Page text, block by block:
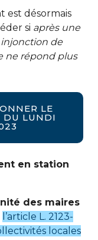
est désormais
si après une
de
ne répond plus
LE
DU LUNDI
en station
des maires
l’article L. 2123-
locales